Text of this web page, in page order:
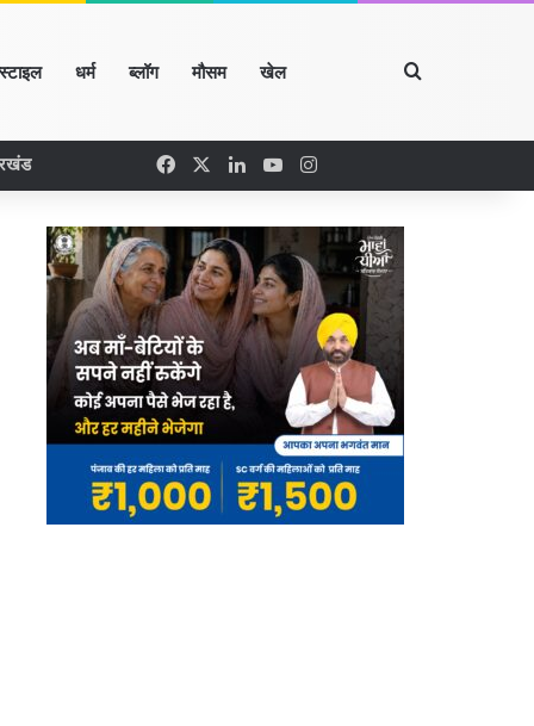
धर्म ब्लॉग मौसम खेल Search for
FacebookLinkedIn
YouTubeInstagram